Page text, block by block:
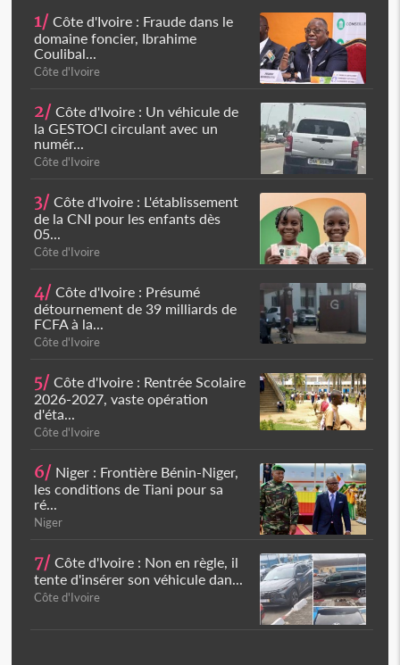
1/ Côte d'Ivoire : Fraude dans le
domaine foncier, Ibrahime
Coulibal...
Côte d'Ivoire
2/ Côte d'Ivoire : Un véhicule de
la GESTOCI circulant avec un
numér...
Côte d'Ivoire
3/ Côte d'Ivoire : L'établissement
de la CNI pour les enfants dès
05...
Côte d'Ivoire
4/ Côte d'Ivoire : Présumé
détournement de 39 milliards de
FCFA à la...
Côte d'Ivoire
5/ Côte d'Ivoire : Rentrée Scolaire
2026-2027, vaste opération
d'éta...
Côte d'Ivoire
6/ Niger : Frontière Bénin-Niger,
les conditions de Tiani pour sa
ré...
Niger
7/ Côte d'Ivoire : Non en règle, il
tente d'insérer son véhicule dan...
Côte d'Ivoire